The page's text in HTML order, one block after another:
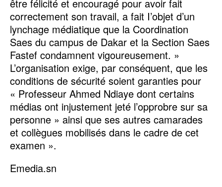
être félicité et encouragé pour avoir fait
correctement son travail, a fait I’objet d’un
lynchage médiatique que la Coordination
Saes du campus de Dakar et la Section Saes
Fastef condamnent vigoureusement. »
L’organisation exige, par conséquent, que les
conditions de sécurité soient garanties pour
« Professeur Ahmed Ndiaye dont certains
médias ont injustement jeté l’opprobre sur sa
personne » ainsi que ses autres camarades
et collègues mobilisés dans le cadre de cet
examen ».
Emedia.sn